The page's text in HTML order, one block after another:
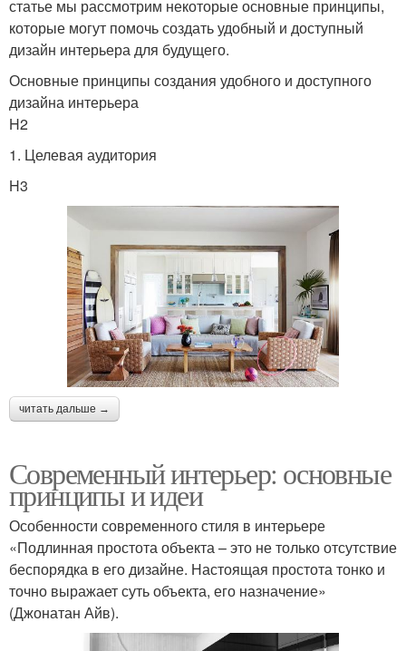
статье мы рассмотрим некоторые основные принципы,
которые могут помочь создать удобный и доступный
дизайн интерьера для будущего.
Основные принципы создания удобного и доступного
дизайна интерьера
H2
1. Целевая аудитория
H3
читать дальше →
Современный интерьер: основные
принципы и идеи
Особенности современного стиля в интерьере
«Подлинная простота объекта – это не только отсутствие
беспорядка в его дизайне. Настоящая простота тонко и
точно выражает суть объекта, его назначение»
(Джонатан Айв).